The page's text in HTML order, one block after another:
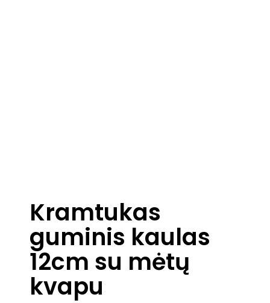
Kramtukas
guminis kaulas
12cm su mėtų
kvapu